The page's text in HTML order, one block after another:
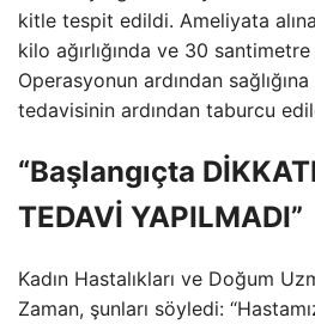
kitle tespit edildi. Ameliyata
kilo ağırlığında ve 30 santimetre
Operasyonun ardından
tedavisinin ardından taburcu
“Başlangıçta
TEDAVİ YAPILMADI”
Kadın Hastalıkları ve Doğum
Zaman, şunları söyledi: